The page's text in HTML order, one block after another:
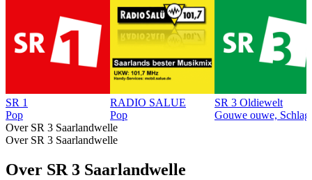
SR 1
Pop
RADIO SALUE
Pop
SR 3 Oldiewelt
Gouwe ouwe,
Over SR 3 Saarlandwelle
Over SR 3 Saarlandwelle
Over SR 3 Saarlandwelle